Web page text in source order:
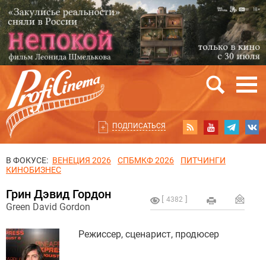
ПОДПИСАТЬСЯ
В ФОКУСЕ: ВЕНЕЦИЯ 2026 СПБМКФ 2026
ПИТЧИНГИ
КИНОБИЗНЕС
4382
Грин Дэвид Гордон
Green David Gordon
Режиссер, сценарист, продюсер